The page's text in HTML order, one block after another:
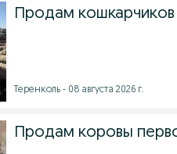
Продам
Теренколь - 08 августа 2026 г.
Продам коровы